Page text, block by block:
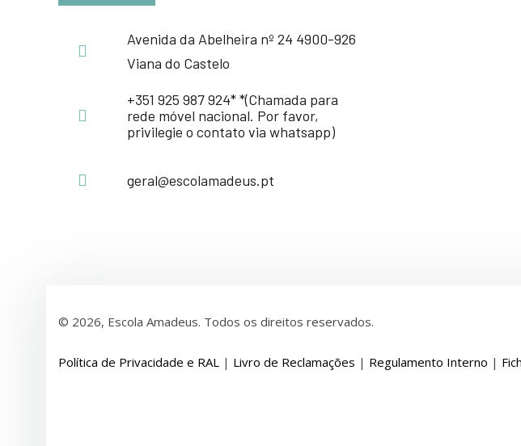
Avenida da Abelheira nº 24 4900-926
Viana do Castelo
+351 925 987 924* *(Chamada para
rede móvel nacional. Por favor,
privilegie o contato via whatsapp)
geral@escolamadeus.pt
© 2026, Escola Amadeus. Todos os direitos reservados.
Política de Privacidade e RAL | Livro de Reclamações | Regulamento Interno |